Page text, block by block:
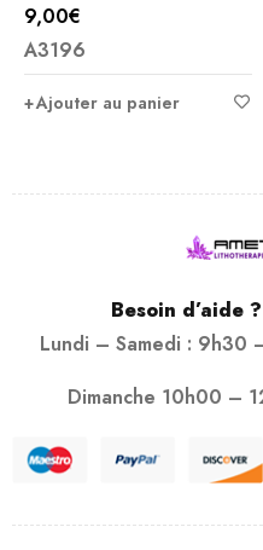
Note5.00
sur 5
9,00€
A3196
Ajouter au panier
Besoin d’aide
Lundi – Samedi :
Dimanche 10h00 –